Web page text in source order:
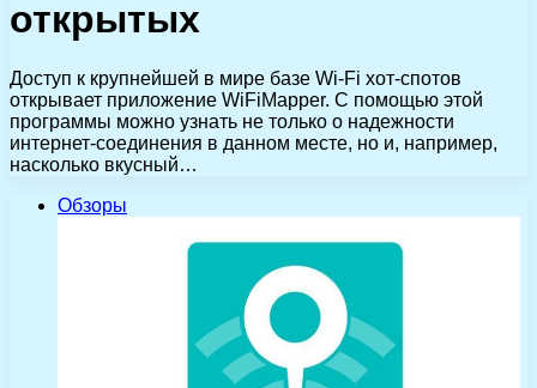
открытых
Доступ к крупнейшей в мире базе Wi-Fi хот-спотов
открывает приложение WiFiMapper. С помощью этой
программы можно узнать не только о надежности
интернет-соединения в данном месте, но и, например,
насколько вкусный…
Обзоры